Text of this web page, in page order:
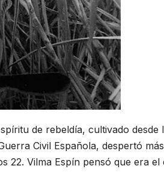
de rebeldía, cultivado
Civil Española, despertó
22. Vilma Espín pensó que era